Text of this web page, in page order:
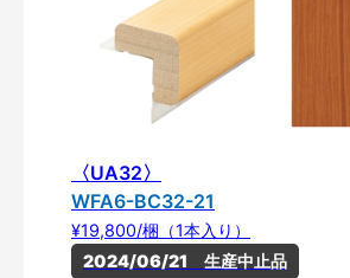
〈UA32〉
WFA6-BC32-21
¥19,800/梱（1本入り）
2024/06/21　生産中止品